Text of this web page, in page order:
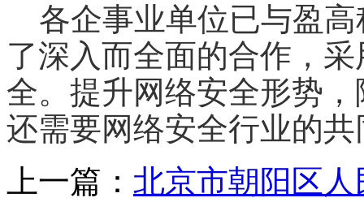
各企事业单位已与盈高
了深入而全面的合作，
全。提升网络安全形势
还需要网络安全行业的
上一篇： 北京市朝阳区